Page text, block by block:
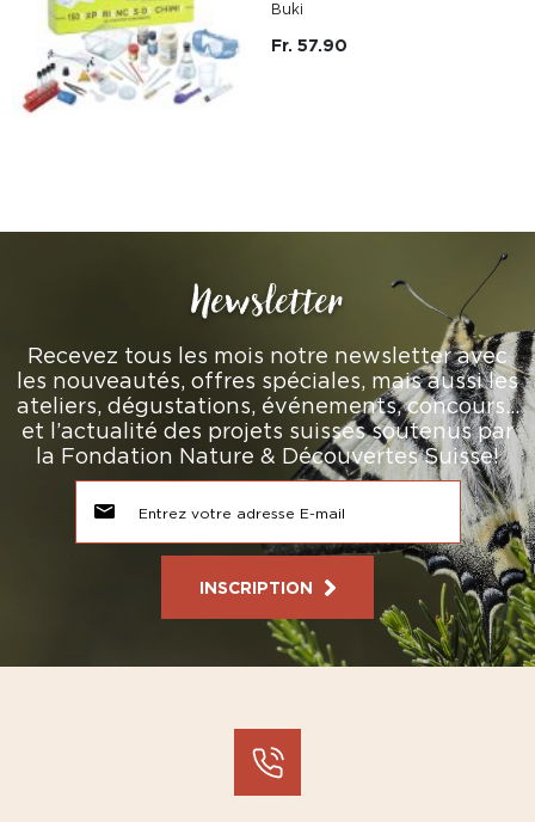
Buki
Fr. 57.90
Newsletter
Recevez tous les mois notre newsletter avec
les nouveautés, offres spéciales, mais aussi les
ateliers, dégustations, événements, concours…
et l’actualité des projets suisses soutenus par
la Fondation Nature & Découvertes Suisse!
INSCRIPTION